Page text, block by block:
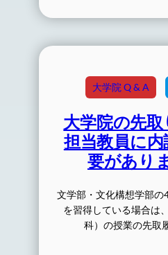
大学院 Q & A
大学院の先
担当教員に
要があり
文学部・文化構想学部の
を習得している場合は
科）の授業の先取